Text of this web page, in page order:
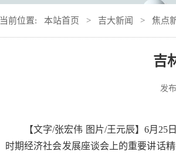
当前位置: 本站首页 > 吉大新闻 > 焦点
吉
发
【文字/张宏伟 图片/王元辰】6月
时期经济社会发展座谈会上的重要讲话